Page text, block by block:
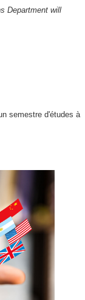
Department will
semestre d'études à